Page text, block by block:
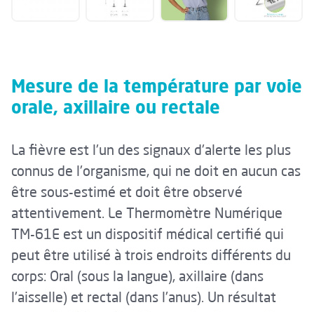
Mesure de la température par voie
orale, axillaire ou rectale
La fièvre est l'un des signaux d'alerte les plus
connus de l'organisme, qui ne doit en aucun cas
être sous-estimé et doit être observé
attentivement. Le Thermomètre Numérique
TM-61E est un dispositif médical certifié qui
peut être utilisé à trois endroits différents du
corps: Oral (sous la langue), axillaire (dans
l'aisselle) et rectal (dans l'anus). Un résultat